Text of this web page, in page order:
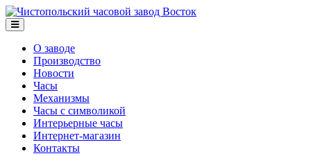
О заводе
Производство
Новости
Часы
Механизмы
Часы с символикой
Интерьерные часы
Интернет-магазин
Контакты